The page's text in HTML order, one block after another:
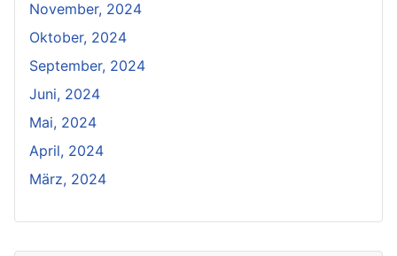
November, 2024
Oktober, 2024
September, 2024
Juni, 2024
Mai, 2024
April, 2024
März, 2024